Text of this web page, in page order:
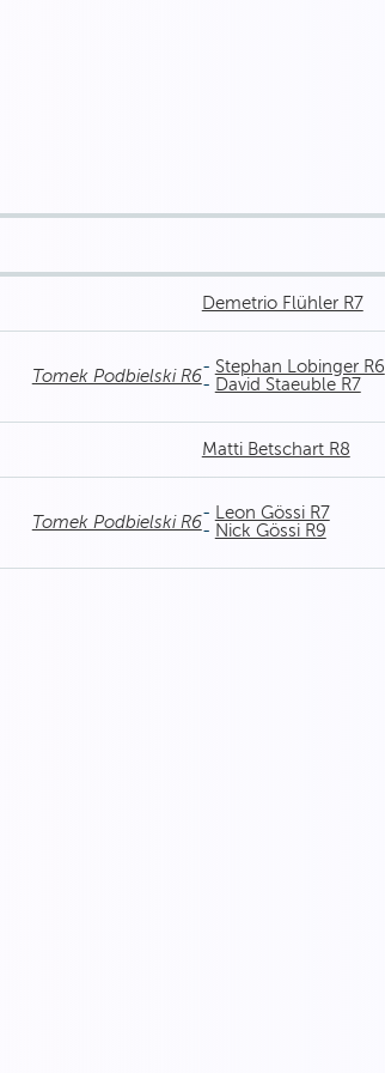
Demetrio Flühler R7
Tomek Podbielski R6- Stephan Lobinger R6
- David Staeuble R7
Matti Betschart R8
Tomek Podbielski R6-
Leon Gössi R7
- Nick Gössi R9